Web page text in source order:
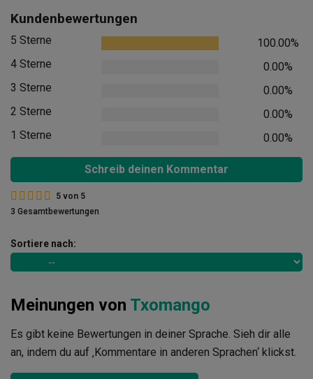
Kundenbewertungen
5 Sterne
100.00%
4 Sterne
0.00%
3 Sterne
0.00%
2 Sterne
0.00%
1 Sterne
0.00%
Schreib deinen Kommentar
5 von 5
3 Gesamtbewertungen
Sortiere nach:
Meinungen von Txomango
Es gibt keine Bewertungen in deiner Sprache. Sieh dir alle
an, indem du auf ‚Kommentare in anderen Sprachen‘ klickst.